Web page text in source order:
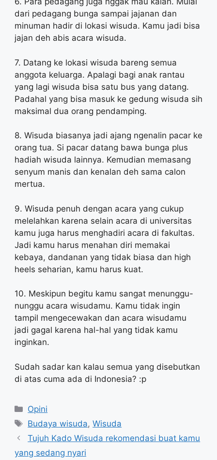
dari pedagang bunga sampai jajanan dan
minuman hadir di lokasi wisuda. Kamu jadi bisa
jajan deh abis acara wisuda.
7. Datang ke lokasi wisuda bareng semua
anggota keluarga. Apalagi bagi anak rantau
yang lagi wisuda bisa satu bus yang datang.
Padahal yang bisa masuk ke gedung wisuda sih
maksimal dua orang pendamping.
8. Wisuda biasanya jadi ajang ngenalin pacar ke
orang tua. Si pacar datang bawa bunga plus
hadiah wisuda lainnya. Kemudian memasang
senyum manis dan kenalan deh sama calon
mertua.
9. Wisuda penuh dengan acara yang cukup
melelahkan karena selain acara di universitas
kamu juga harus menghadiri acara di fakultas.
Jadi kamu harus menahan diri memakai
kebaya, dandanan yang tidak biasa dan high
heels seharian, kamu harus kuat.
10. Meskipun begitu kamu sangat menunggu-
nunggu acara wisudamu. Kamu tidak ingin
tampil mengecewakan dan acara wisudamu
jadi gagal karena hal-hal yang tidak kamu
inginkan.
Sudah sadar kan kalau semua yang disebutkan
di atas cuma ada di Indonesia? :p
Categories
Opini
Tags
Budaya wisuda,Wisuda
Tujuh Kado Wisuda rekomendasi buat kamu
yang sedang nyari